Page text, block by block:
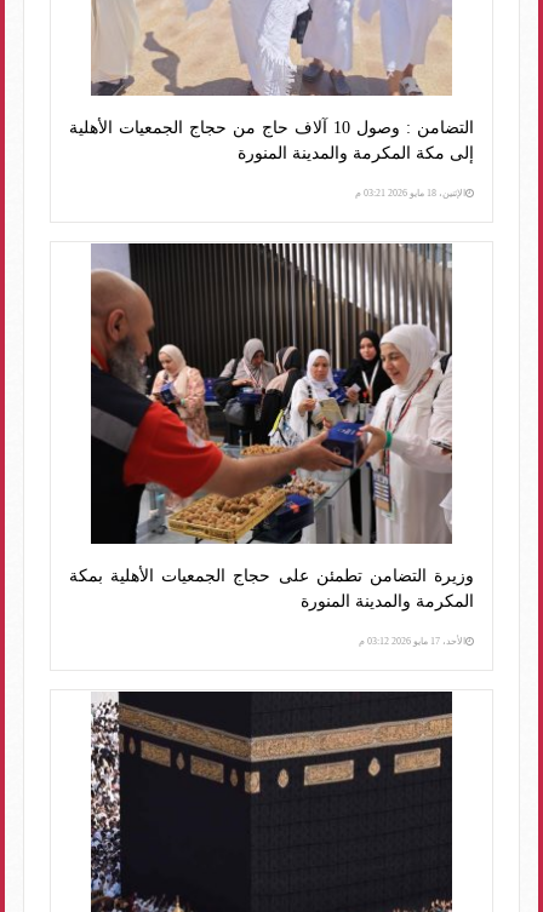
التضامن : وصول 10 آلاف حاج من حجاج الجمعيات الأهلية
إلى مكة المكرمة والمدينة المنورة
الإثنين، 18 مايو 2026 03:21 م
وزيرة التضامن تطمئن على حجاج الجمعيات الأهلية بمكة
المكرمة والمدينة المنورة
الأحد، 17 مايو 2026 03:12 م